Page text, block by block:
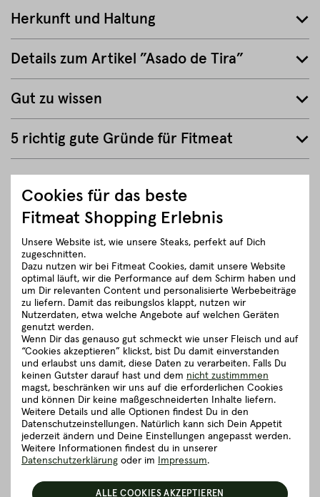
Herkunft und Haltung
Details zum Artikel ”Asado de Tira”
Gut zu wissen
5 richtig gute Gründe für Fitmeat
ZURÜCK ZUR ÜBERSICHT
Fleischkauf ist
Vertrauenssache.
Wir sind für dich da!
Cookies für das beste
Fitmeat Shopping Erlebnis
Unsere Website ist, wie unsere Steaks, perfekt auf Dich
zugeschnitten.
Dazu nutzen wir bei Fitmeat Cookies, damit unsere Website
optimal läuft, wir die Performance auf dem Schirm haben und
um Dir relevanten Content und personalisierte Werbebeiträge
zu liefern. Damit das reibungslos klappt, nutzen wir
Nutzerdaten, etwa welche Angebote auf welchen Geräten
genutzt werden.
Wenn Dir das genauso gut schmeckt wie unser Fleisch und auf
“Cookies akzeptieren” klickst, bist Du damit einverstanden
und erlaubst uns damit, diese Daten zu verarbeiten. Falls Du
keinen Gutster darauf hast und dem nicht zustimmmen
magst, beschränken wir uns auf die erforderlichen Cookies
und können Dir keine maßgeschneiderten Inhalte liefern.
Weitere Details und alle Optionen findest Du in den
Datenschutzeinstellungen. Natürlich kann sich Dein Appetit
jederzeit ändern und Deine Einstellungen angepasst werden.
Weitere Informationen findest du in unserer
Datenschutzerklärung oder im Impressum.
ALLE COOKIES AKZEPTIEREN